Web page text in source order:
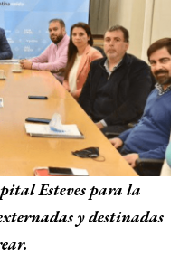
Esteves para la
y destinadas